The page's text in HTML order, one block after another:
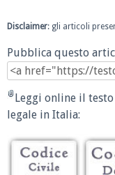
Disclaimer: gli articoli
Pubblica questo
Leggi online il
legale in Italia: